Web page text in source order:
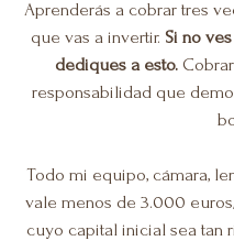
Aprenderás a cobrar tres
que vas a invertir. Si no
dediques a esto.
responsabilidad que
Todo mi equipo, cámara,
vale menos de 3.000
cuyo capital inicial sea tan